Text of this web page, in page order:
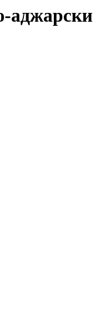
аджарски